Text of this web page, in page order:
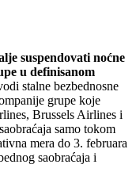
suspendovati noćne
u definisanom
stalne bezbednosne
grupe koje
Brussels Airlines i
samo tokom
mera do 3. februara
saobraćaja i